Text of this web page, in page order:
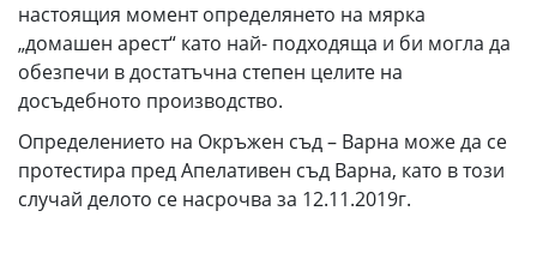
настоящия момент определянето на мярка
„домашен арест“ като най- подходяща и би могла да
обезпечи в достатъчна степен целите на
досъдебното производство.
Определението на Окръжен съд – Варна може да се
протестира пред Апелативен съд Варна, като в този
случай делото се насрочва за 12.11.2019г.